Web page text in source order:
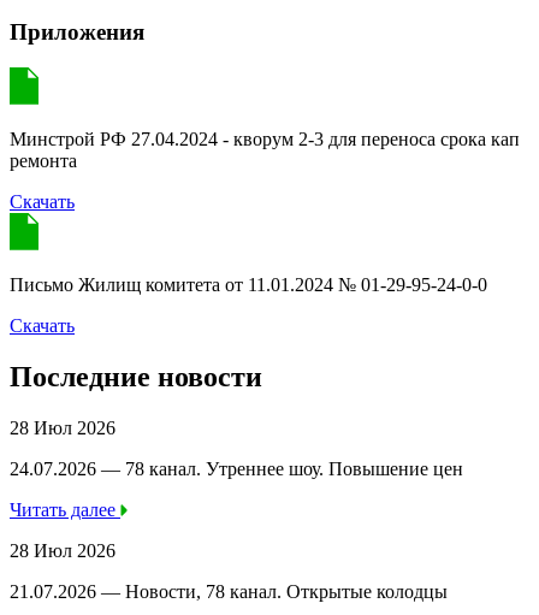
Приложения
Минстрой РФ 27.04.2024 - кворум 2-3 для переноса срока кап
ремонта
Скачать
Письмо Жилищ комитета от 11.01.2024 № 01-29-95-24-0-0
Скачать
Последние новости
28 Июл 2026
24.07.2026 — 78 канал. Утреннее шоу. Повышение цен
Читать далее
28 Июл 2026
21.07.2026 — Новости, 78 канал. Открытые колодцы